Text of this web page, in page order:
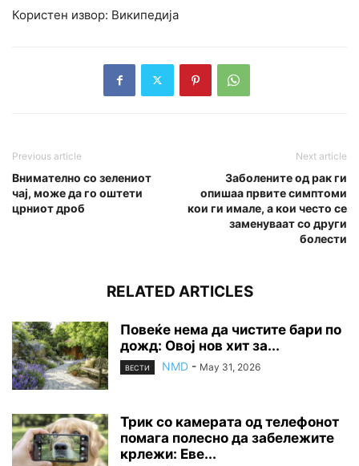
Користен извор: Википедија
Previous article
Внимателно со зелениот
чај, може да го оштети
црниот дроб
Next article
Заболените од рак ги
опишаа првите симптоми
кои ги имале, а кои често се
заменуваат со други
болести
RELATED ARTICLES
Повеќе нема да чистите бари по
дожд: Овој нов хит за...
ВЕСТИ NMD - May 31, 2026
Трик со камерата од телефонот
помага полесно да забележите
крлежи: Еве...